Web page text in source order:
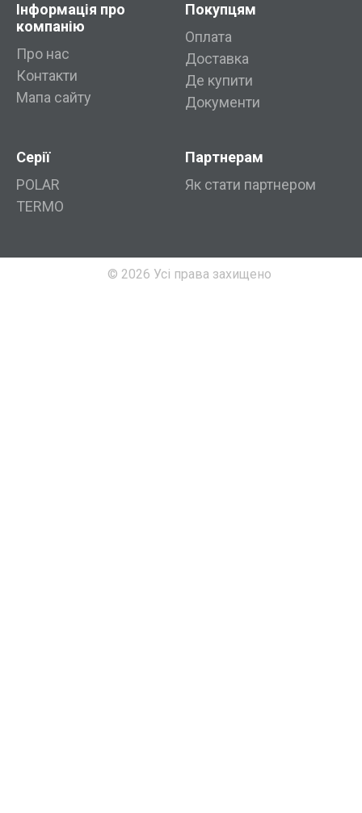
Інформація про
компанію
Про нас
Контакти
Мапа сайту
Покупцям
Оплата
Доставка
Де купити
Документи
Серії
POLAR
TERMO
Партнерам
Як стати партнером
© 2026 Усі права захищено